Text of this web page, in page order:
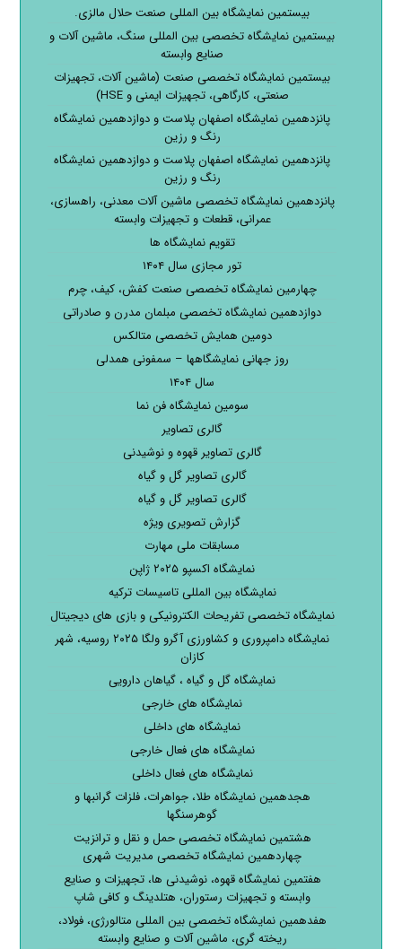
بیستمین نمایشگاه بین المللی صنعت حلال مالزی.
بیستمین نمایشگاه تخصصی بین المللی سنگ، ماشین آلات و
صنایع وابسته
بیستمین نمایشگاه تخصصی صنعت (ماشین آلات، تجهیزات
صنعتی، کارگاهی، تجهیزات ایمنی و HSE)
پانزدهمین نمایشگاه اصفهان پلاست و دوازدهمین نمایشگاه
رنگ و رزین
پانزدهمین نمایشگاه اصفهان پلاست و دوازدهمین نمایشگاه
رنگ و رزین
پانزدهمین نمایشگاه تخصصی ماشین آلات معدنی، راهسازی،
عمرانی، قطعات و تجهیزات وابسته
تقویم نمایشگاه ها
تور مجازی سال ۱۴۰۴
چهارمین نمایشگاه تخصصی صنعت کفش، کیف، چرم
دوازدهمین نمایشگاه تخصصی مبلمان مدرن و صادراتی
دومین همایش تخصصی متالکس
روز جهانی نمایشگاهها – سمفونی همدلی
سال ۱۴۰۴
سومین نمایشگاه فن نما
گالری تصاویر
گالری تصاویر قهوه و نوشیدنی
گالری تصاویر گل و گیاه
گالری تصاویر گل و گیاه
گزارش تصویری ویژه
مسابقات ملی مهارت
نمایشگاه اکسپو ۲۰۲۵ ژاپن
نمایشگاه بین المللی تاسیسات ترکیه
نمایشگاه تخصصی تفریحات الکترونیکی و بازی های دیجیتال
نمایشگاه دامپروری و کشاورزی آگرو ولگا ۲۰۲۵ روسیه، شهر
کازان
نمایشگاه گل و گیاه ، گیاهان دارویی
نمایشگاه های خارجی
نمایشگاه های داخلی
نمایشگاه های فعال خارجی
نمایشگاه های فعال داخلی
هجدهمین نمایشگاه طلا، جواهرات، فلزات گرانبها و
گوهرسنگها
هشتمین نمایشگاه تخصصی حمل و نقل و ترانزیت
چهاردهمین نمایشگاه تخصصی مدیریت شهری
هفتمین نمایشگاه قهوه، نوشیدنی ها، تجهیزات و صنایع
وابسته و تجهیزات رستوران، هتلدینگ و کافی شاپ
هفدهمین نمایشگاه تخصصی بین المللی متالورژی، فولاد،
ریخته گری، ماشین آلات و صنایع وابسته